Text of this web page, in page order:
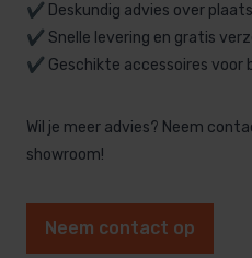
✔️ Deskundig advies over
✔️ Snelle levering en gratis
✔️ Geschikte accessoires voor
Wil je meer advies? Neem
showroom!
Neem contact op